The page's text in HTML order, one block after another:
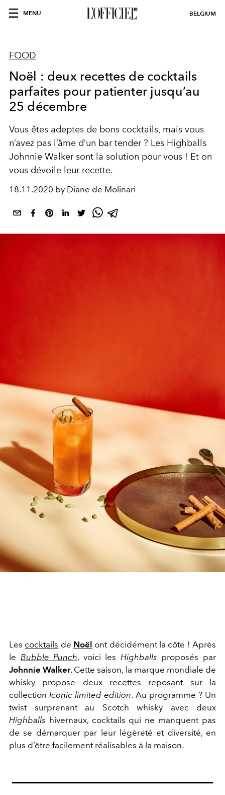
MENU BELGIUM
FOOD
Noël : deux recettes de cocktails
parfaites pour patienter jusqu’au
25 décembre
Vous êtes adeptes de bons cocktails, mais vous
n’avez pas l’âme d’un bar tender ? Les Highballs
Johnnie Walker sont la solution pour vous ! Et on
vous dévoile leur recette.
18.11.2020 by Diane de Molinari
Les cocktails de Noël ont décidément la côte ! Après
le Bubble Punch, voici les Highballs proposés par
Johnnie Walker. Cette saison, la marque mondiale de
whisky propose deux recettes reposant sur la
collectionIconic limited edition. Au programme ? Un
twist surprenant au Scotch whisky avec deux
Highballs hivernaux, cocktails qui ne manquent pas
de se démarquer par leur légèreté et diversité, en
plus d’être facilement réalisables à la maison.